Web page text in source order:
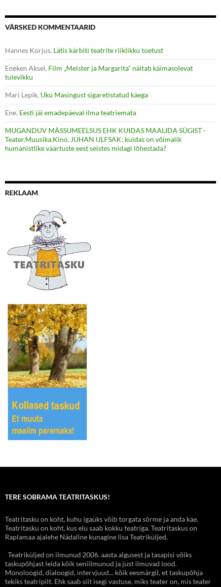
VÄRSKED KOMMENTAARID
Hannes Korjus, Lätis kärbiti teatrite riiklikku toetust
Eneken Aksel, Film „Meister ja Margarita” näitab käimasolevat
tulevikku
Mari Lepik, Uku Masingust sigaretistatud käega
Ene, Eesti jäi emadepäeval ilma teatriemata
MUGANDUV MÄSSUMEELSUS EHK KUIDAS MAALIDA SÜGIST -
Teater.Muusika.Kino, JUHAN ULFSAK: kuidas on võimalik
humanistlike väärtuste eest seistes midagi lõhestada?
REKLAAM
TERE SOBRAMA TEATRITASKUS!
Teatritasku on koht, kuhu igaüks võib torgata sõrme ja anda käe.
Teatritasku on koht, kus elu saab kokku teatriga. Teatritaskus on
Raplamaa ajalehe Nädaline kunagine lisa Teatriküljed.
Teatriküljed on ilmunud 2006. aasta algusest ja tasapisi võiks
taskupõhjast leida kõik seniilmunud ja just ilmuvad lood.
Monoloogid, dialoogid, intervjuud... kõik eesmärgil, et taskupõhja
tekiks teatripilt. Ehk saab siit isegi vastuse, miks teater on, mis teater